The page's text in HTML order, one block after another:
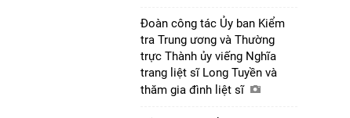
Đoàn công tác Ủy ban Kiểm
tra Trung ương và Thường
trực Thành ủy viếng Nghĩa
trang liệt sĩ Long Tuyền và
thăm gia đình liệt sĩ